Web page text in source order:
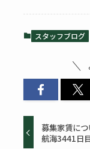
スタッフブログ
募集家賃に
航海3441日